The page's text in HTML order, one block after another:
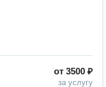
от 3500 ₽
за услугу